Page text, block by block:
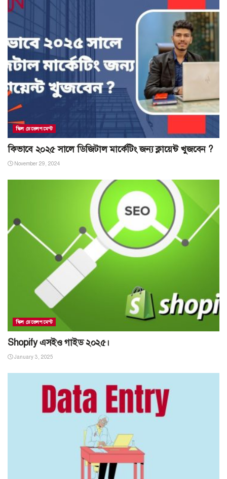
স্কিল ডেভেলপমেন্ট
কিভাবে ২০২৫ সালে ডিজিটাল মার্কেটিং জন্য ক্লায়েন্ট খুজবেন ?
November 29, 2024
স্কিল ডেভেলপমেন্ট
Shopify এসইও গাইড ২০২৫।
January 3, 2025